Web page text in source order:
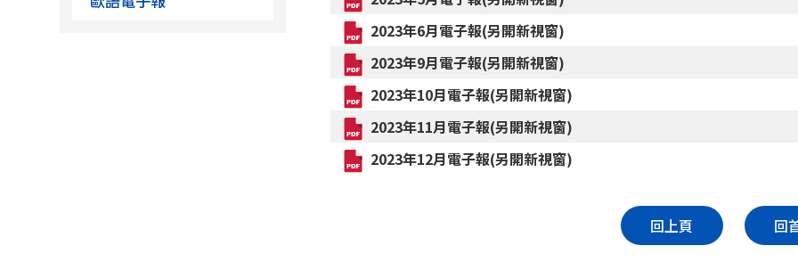
2023年6月電子報(另開新視窗)
2023年9月電子報(另開新視窗)
2023年10月電子報(另開新視窗)
2023年11月電子報(另開新視窗)
2023年12月電子報(另開新視窗)
回上頁 回